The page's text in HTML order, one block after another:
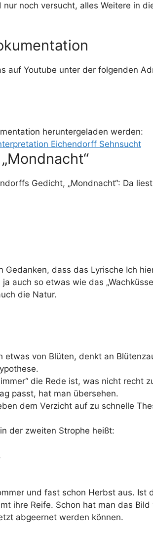
noch versucht, alles Weitere in
auf Youtube unter der folgenden
heruntergeladen werden:
Eichendorff Sehnsucht
Gedicht, „Mondnacht“: Da
dass das Lyrische Ich
auch so etwas wie das
die Natur.
etwas von Blüten, denkt an
die Rede ist, was nicht recht
passt, hat man übersehen.
dem Verzicht auf zu schnelle
der zweiten Strophe heißt:
und fast schon Herbst aus. Ist
ihre Reife. Schon hat man das
abgeernet werden können.